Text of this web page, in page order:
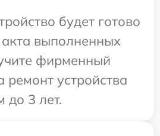
будет готово
выполненных
фирменный
ремонт устройства
до 3 лет.